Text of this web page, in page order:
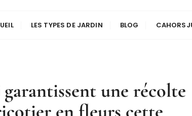
LES TYPES DE JARDIN BLOG
une récolte